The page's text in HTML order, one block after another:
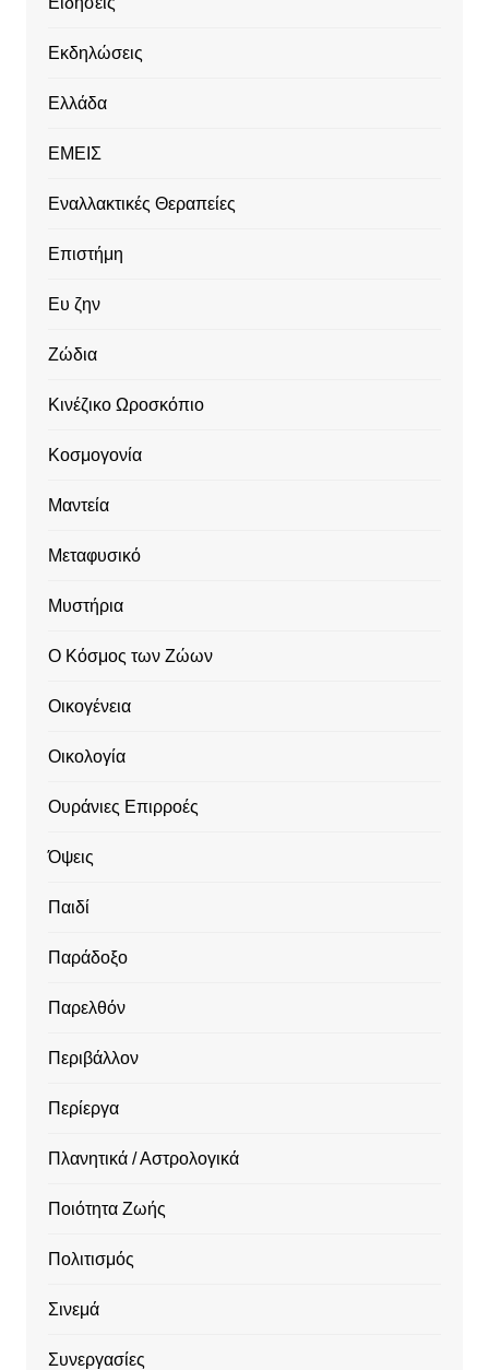
Εκδηλώσεις
Ελλάδα
ΕΜΕΙΣ
Εναλλακτικές Θεραπείες
Επιστήμη
Ευ ζην
Ζώδια
Κινέζικο Ωροσκόπιο
Κοσμογονία
Μαντεία
Μεταφυσικό
Μυστήρια
Ο Κόσμος των Ζώων
Οικογένεια
Οικολογία
Ουράνιες Επιρροές
Όψεις
Παιδί
Παράδοξο
Παρελθόν
Περιβάλλον
Περίεργα
Πλανητικά / Αστρολογικά
Ποιότητα Ζωής
Πολιτισμός
Σινεμά
Συνεργασίες